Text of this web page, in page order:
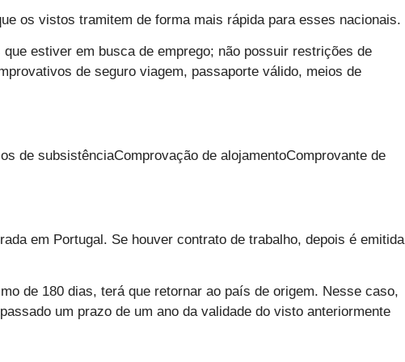
os vistos tramitem de forma mais rápida para esses nacionais.
estiver em busca de emprego; não possuir restrições de
de seguro viagem, passaporte válido, meios de
de subsistênciaComprovação de alojamentoComprovante de
em Portugal. Se houver contrato de trabalho, depois é emitida
de 180 dias, terá que retornar ao país de origem. Nesse caso,
um prazo de um ano da validade do visto anteriormente